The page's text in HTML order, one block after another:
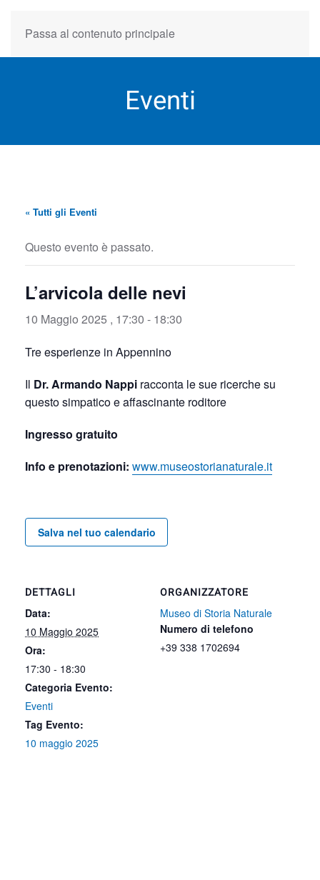
Passa al contenuto principale
Eventi
« Tutti gli Eventi
Questo evento è passato.
L’arvicola delle nevi
10 Maggio 2025 , 17:30 - 18:30
Tre esperienze in Appennino
Il Dr. Armando Nappi racconta le sue ricerche su
questo simpatico e affascinante roditore
Ingresso gratuito
Info e prenotazioni: www.museostorianaturale.it
Salva nel tuo calendario
DETTAGLI
Data:
10 Maggio 2025
Ora:
17:30 - 18:30
Categoria Evento:
Eventi
Tag Evento:
10 maggio 2025
ORGANIZZATORE
Museo di Storia Naturale
Numero di telefono
+39 338 1702694